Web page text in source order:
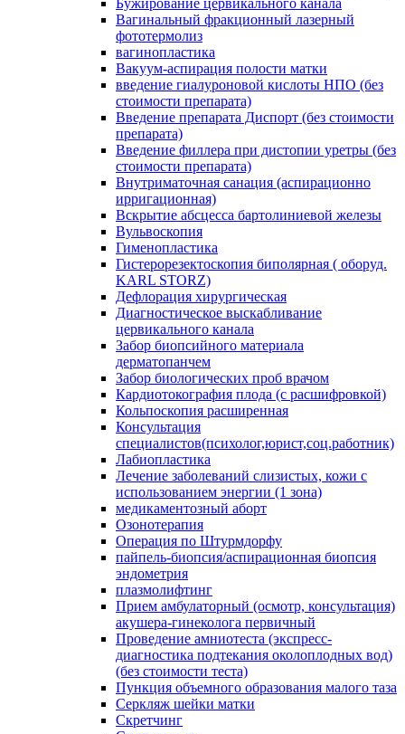
Бужирование цервикального канала
Вагинальный фракционный лазерный
фототермолиз
вагинопластика
Вакуум-аспирация полости матки
введение гиалуроновой кислоты НПО (без
стоимости препарата)
Введение препарата Диспорт (без стоимости
препарата)
Введение филлера при дистопии уретры (без
стоимости препарата)
Внутриматочная санация (аспирационно
ирригационная)
Вскрытие абсцесса бартолиниевой железы
Вульвоскопия
Гименопластика
Гистерорезектоскопия биполярная ( оборуд.
KARL STORZ)
Дефлорация хирургическая
Диагностическое выскабливание
цервикального канала
Забор биопсийного материала
дерматопанчем
Забор биологических проб врачом
Кардиотокография плода (с расшифровкой)
Кольпоскопия расширенная
Консультация
специалистов(психолог,юрист,соц.работник)
Лабиопластика
Лечение заболеваний слизистых, кожи с
использованием энергии (1 зона)
медикаментозный аборт
Озонотерапия
Операция по Штурмдорфу
пайпель-биопсия/аспирационная биопсия
эндометрия
плазмолифтинг
Прием амбулаторный (осмотр, консультация)
акушера-гинеколога первичный
Проведение амниотеста (экспресс-
диагностика подтекания околоплодных вод)
(без стоимости теста)
Пункция объемного образования малого таза
Серкляж шейки матки
Скретчинг